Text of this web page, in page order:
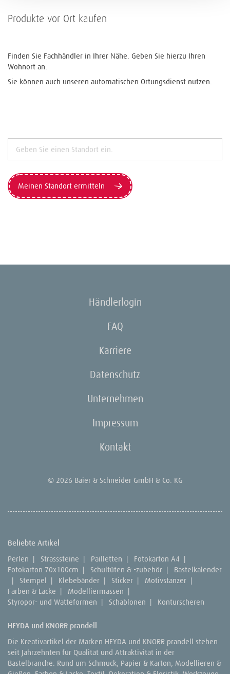
Produkte vor Ort kaufen
Finden Sie Fachhändler in Ihrer Nähe. Geben Sie hierzu Ihren
Wohnort an.
Sie können auch unseren automatischen Ortungsdienst nutzen.
Meinen Standort ermitteln
Händlerlogin
FAQ
Karriere
Datenschutz
Unternehmen
Impressum
Kontakt
© 2026 Baier & Schneider GmbH & Co. KG
Beliebte Artikel
Perlen | Strasssteine | Pailletten | Fotokarton A4 |
Fotokarton 70x100cm | Schultüten & -zubehör |
Bastelkalender
|
Stempel | Klebebänder | Sticker | Motivstanzer |
Farben & Lacke | Modelliermassen |
Styropor- und Watteformen | Schablonen | Konturscheren
HEYDA und KNORR prandell
Die Kreativartikel der Marken HEYDA und KNORR prandell stehen
seit Jahrzehnten für Qualität und Attraktivität in der
Bastelbranche. Rund um Schmuck, Papier & Karton, Modellieren &